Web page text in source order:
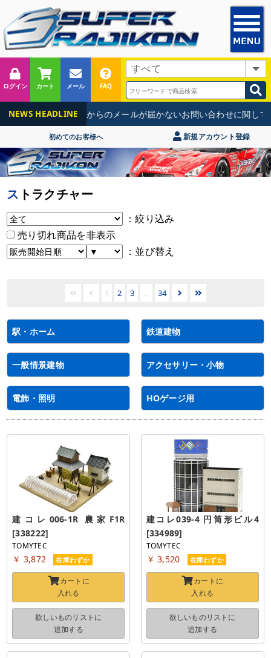
ログイン カート メール FAQ
NEWS HEADLINE
【重要】当店からのメールが届かないお問い合わせに関して
初めてのお客様へ 新規アカウント登録
ストラクチャー
：絞り込み
売り切れ商品を非表示
：並び替え
1 2 3 ... 34
駅・ホーム 鉄道建物
一般情景建物 アクセサリー・小物
電飾・照明 HOゲージ用
建コレ006-1R 農家F1R
[338222]
TOMYTEC
￥ 3,872 在庫わずか
カートに
入れる
欲しいものリストに
追加する
建コレ039-4 円筒形ビル4
[334989]
TOMYTEC
￥ 3,520 在庫わずか
カートに
入れる
欲しいものリストに
追加する